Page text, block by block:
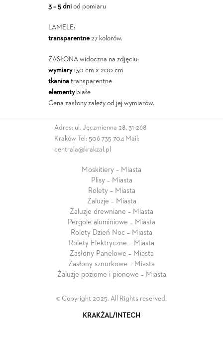
3 – 5 dniod pomiaru
LAMELE:
transparentne27 kolorów.
ZASŁONA widoczna na zdjęciu:
wymiary130 cm x 200 cm
tkaninatransparentne
elementybiałe
Cena zasłony zależy od jej wymiarów.
Adres: ul. Jęczmienna 28, 31-268
Kraków Tel: 506 735 704 Mail:
centrala@krakzal.pl
Moskitiery – Miasta
Plisy – Miasta
Rolety – Miasta
Żaluzje – Miasta
Żaluzje drewniane – Miasta
Pergole aluminiowe – Miasta
Rolety Dzień Noc – Miasta
Rolety Elektryczne – Miasta
Zasłony Panelowe – Miasta
Zasłony sznurkowe – Miasta
Żaluzje poziome i pionowe – Miasta
© Copyright 2025. All Rights reserved.
KRAKŻAL/INTECH